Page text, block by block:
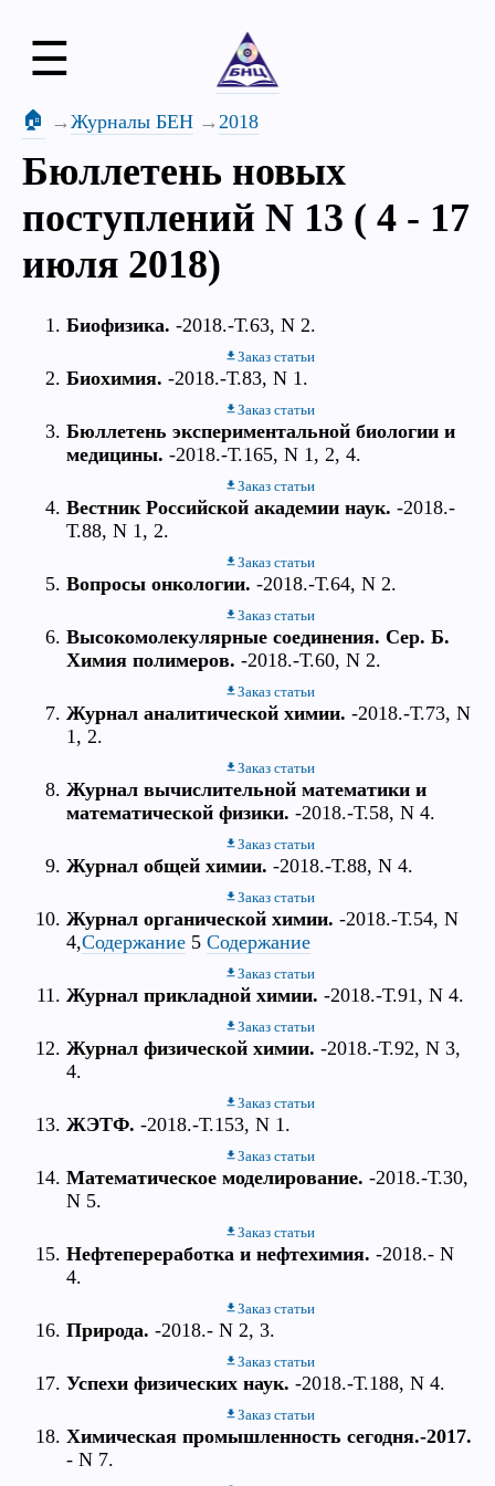
☰
🏠 Журналы БЕН 2018
Бюллетень новых
поступлений N 13 ( 4 - 17
июля 2018)
Биофизика. -2018.-Т.63, N 2.
Заказ статьи
Биохимия. -2018.-Т.83, N 1.
Заказ статьи
Бюллетень экспериментальной биологии и
медицины. -2018.-Т.165, N 1, 2, 4.
Заказ статьи
Вестник Российской академии наук. -2018.-
Т.88, N 1, 2.
Заказ статьи
Вопросы онкологии. -2018.-Т.64, N 2.
Заказ статьи
Высокомолекулярные соединения. Сер. Б.
Химия полимеров. -2018.-Т.60, N 2.
Заказ статьи
Журнал аналитической химии. -2018.-Т.73, N
1, 2.
Заказ статьи
Журнал вычислительной математики и
математической физики. -2018.-Т.58, N 4.
Заказ статьи
Журнал общей химии. -2018.-Т.88, N 4.
Заказ статьи
Журнал органической химии. -2018.-Т.54, N
4,Содержание 5 Содержание
Заказ статьи
Журнал прикладной химии. -2018.-Т.91, N 4.
Заказ статьи
Журнал физической химии. -2018.-Т.92, N 3,
4.
Заказ статьи
ЖЭТФ. -2018.-Т.153, N 1.
Заказ статьи
Математическое моделирование. -2018.-Т.30,
N 5.
Заказ статьи
Нефтепереработка и нефтехимия. -2018.- N
4.
Заказ статьи
Природа. -2018.- N 2, 3.
Заказ статьи
Успехи физических наук. -2018.-Т.188, N 4.
Заказ статьи
Химическая промышленность сегодня.-2017.
- N 7.